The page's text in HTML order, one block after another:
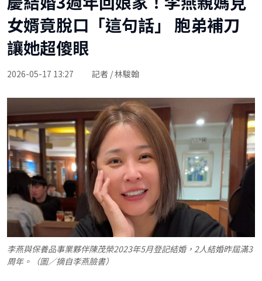
女婿竟脫口「這句話」 胞弟補刀
讓她超傻眼
2026-05-17 13:27 記者 / 林駿翰
李燕與保養品事業夥伴陳茂榮2023年5月登記結婚，2人結婚昨屆滿3
周年。（圖／摘自李燕臉書）